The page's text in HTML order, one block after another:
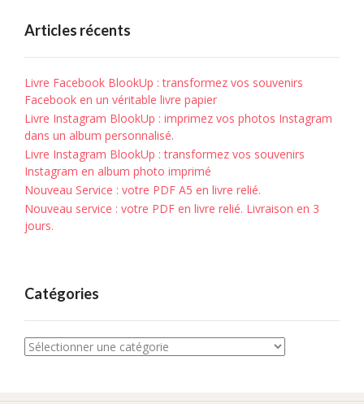
Articles récents
Livre Facebook BlookUp : transformez vos souvenirs
Facebook en un véritable livre papier
Livre Instagram BlookUp : imprimez vos photos Instagram
dans un album personnalisé.
Livre Instagram BlookUp : transformez vos souvenirs
Instagram en album photo imprimé
Nouveau Service : votre PDF A5 en livre relié.
Nouveau service : votre PDF en livre relié. Livraison en 3
jours.
Catégories
Catégories